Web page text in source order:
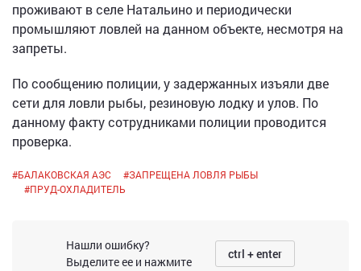
проживают в селе Натальино и периодически
промышляют ловлей на данном объекте, несмотря на
запреты.
По сообщению полиции, у задержанных изъяли две
сети для ловли рыбы, резиновую лодку и улов. По
данному факту сотрудниками полиции проводится
проверка.
#БАЛАКОВСКАЯ АЭС #ЗАПРЕЩЕНА ЛОВЛЯ РЫБЫ
#ПРУД-ОХЛАДИТЕЛЬ
Нашли ошибку?
Выделите ее и нажмите
ctrl + enter